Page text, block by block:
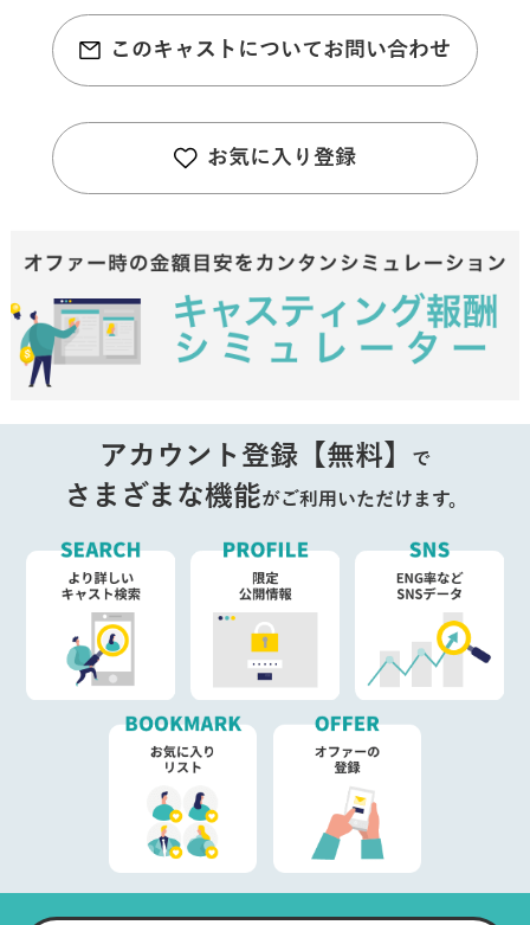
このキャストについてお問い合わせ
お気に入り登録
アカウント登録【無料】 で
さまざまな機能がご利用いただけます。